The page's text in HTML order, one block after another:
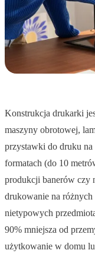
Konstrukcja drukarki
maszyny obrotowej,
przystawki do druku
formatach (do 10
produkcji banerów czy
drukowanie na różnych
nietypowych
90% mniejsza od
użytkowanie w domu